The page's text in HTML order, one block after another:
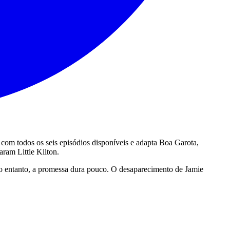
todos os seis episódios disponíveis e adapta Boa Garota,
Little Kilton.
a promessa dura pouco. O desaparecimento de Jamie